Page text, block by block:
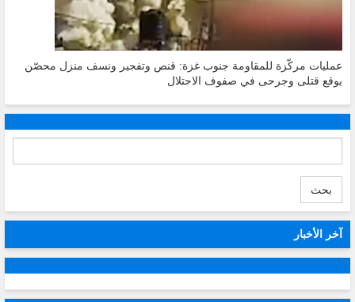
عمليات مركّزة للمقاومة جنوب غزة: قنص وتفجير ونسف منزل محصّن
يوقع قتلى وجرحى في صفوف الاحتلال
بحث
آخر الأخبار